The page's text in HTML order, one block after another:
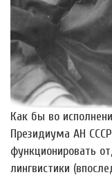
Как бы во
Президиума АН
функционировать
лингвистики